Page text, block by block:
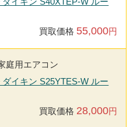
買取価格 55,000円
庭用エアコン
ダイキン S25YTES-W ルー
買取価格 28,000円